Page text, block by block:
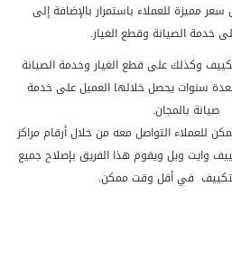
مميزة للعملاء باستمرار بالإضافة إلى
خدمة الصيانة وقطع الغيار.
وكذلك على قطع الغيار وخدمة الصيانة
سنوات يحصل خلالها العميل على خدمة
صيانة بالمجان.
للعملاء التواصل معه من خلال أرقام مراكز
وايت ويل ويقوم هذا الفريق بإصلاح جميع
في أقل وقت ممكن.